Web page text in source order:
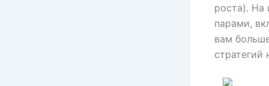
роста). На
парами,
вам
стратегий